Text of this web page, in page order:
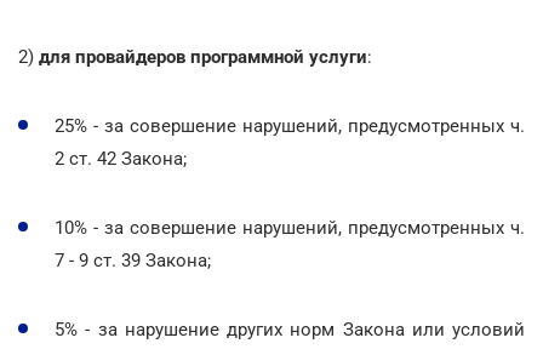
2) для провайдеров программной услуги:
25% - за совершение нарушений, предусмотренных ч.
2 ст. 42 Закона;
10% - за совершение нарушений, предусмотренных ч.
7 - 9 ст. 39 Закона;
5% - за нарушение других норм Закона или условий